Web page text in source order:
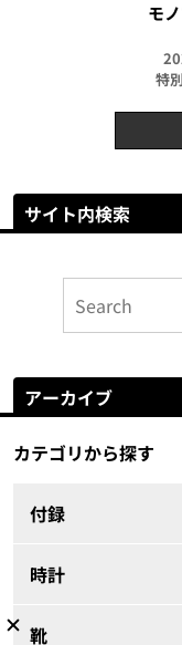
モ
特
サイト内検索
アーカイブ
カテゴリから探す
付録
時計
靴